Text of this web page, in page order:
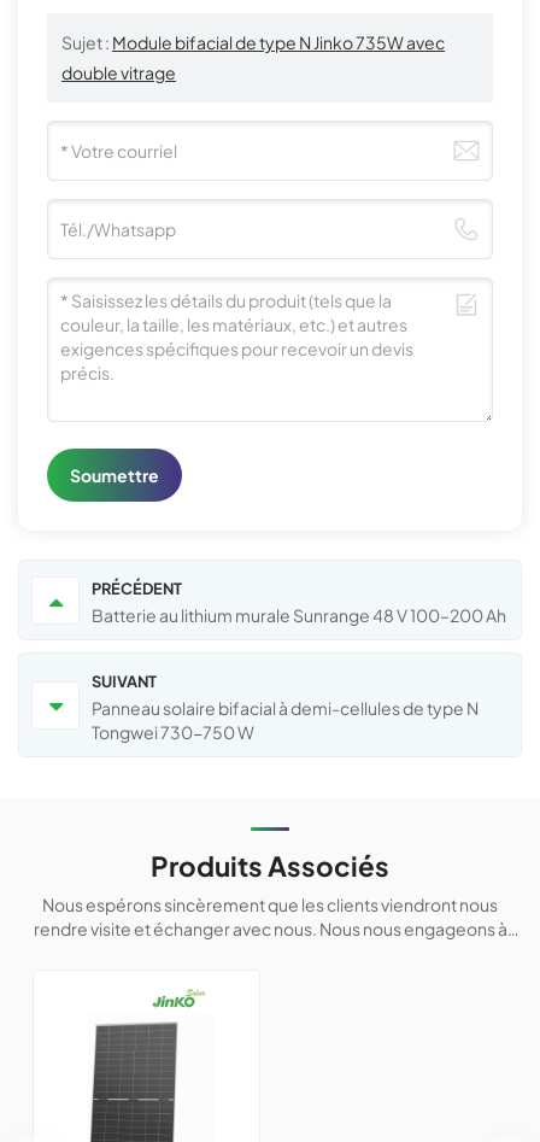
Sujet : Module bifacial de type N Jinko 735W avec
double vitrage
Soumettre
PRÉCÉDENT
Batterie au lithium murale Sunrange 48 V 100–200 Ah
SUIVANT
Panneau solaire bifacial à demi-cellules de type N
Tongwei 730-750 W
Produits Associés
Nous espérons sincèrement que les clients viendront nous
rendre visite et échanger avec nous. Nous nous engageons à